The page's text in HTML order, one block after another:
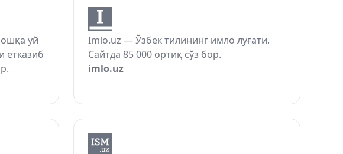
уй
етказиб
Imlo.uz — Ўзбек тилининг имло луғати.
Сайтда 85 000 ортиқ сўз бор.
imlo.uz